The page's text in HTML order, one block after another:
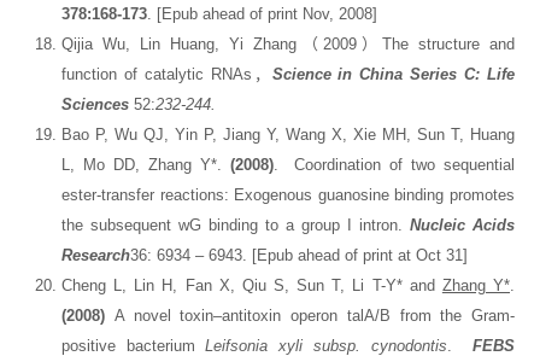
378:168-173. [Epub ahead of print Nov, 2008]
Qijia Wu, Lin Huang, Yi Zhang（2009）The structure and
function of catalytic RNAs， Science in China Series C: Life
Sciences 52:232-244.
Bao P, Wu QJ, Yin P, Jiang Y, Wang X, Xie MH, Sun T, Huang
L, Mo DD, Zhang Y*. (2008). Coordination of two sequential
ester-transfer reactions: Exogenous guanosine binding promotes
the subsequent wG binding to a group I intron. Nucleic Acids
Research36: 6934 – 6943. [Epub ahead of print at Oct 31]
Cheng L, Lin H, Fan X, Qiu S, Sun T, Li T-Y* and Zhang Y*.
(2008) A novel toxin–antitoxin operon talA/B from the Gram-
positive bacteriumLeifsonia xyli subsp. cynodontis.FEBS